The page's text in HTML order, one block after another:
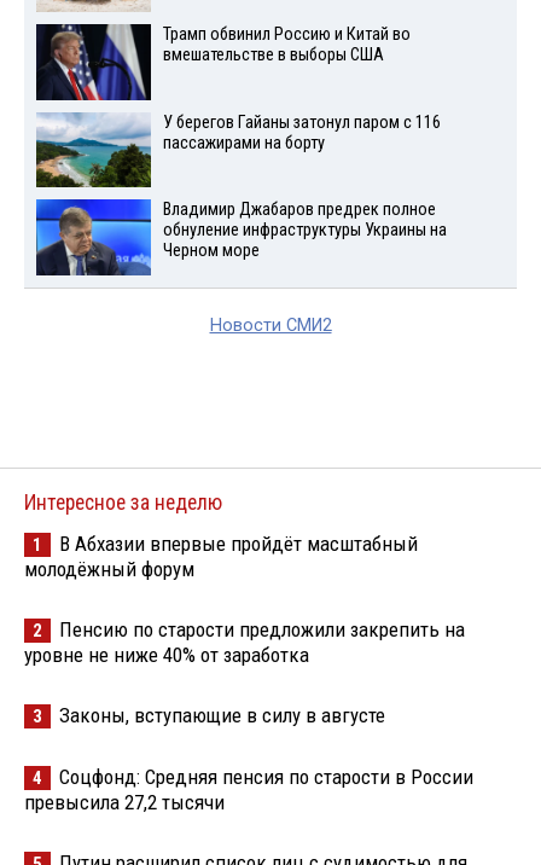
Трамп обвинил Россию и Китай во
вмешательстве в выборы США
У берегов Гайаны затонул паром с 116
пассажирами на борту
Владимир Джабаров предрек полное
обнуление инфраструктуры Украины на
Черном море
Новости СМИ2
Интересное за неделю
1
В Абхазии впервые пройдёт масштабный
молодёжный форум
2
Пенсию по старости предложили закрепить на
уровне не ниже 40% от заработка
3 Законы, вступающие в силу в августе
4
Соцфонд: Средняя пенсия по старости в России
превысила 27,2 тысячи